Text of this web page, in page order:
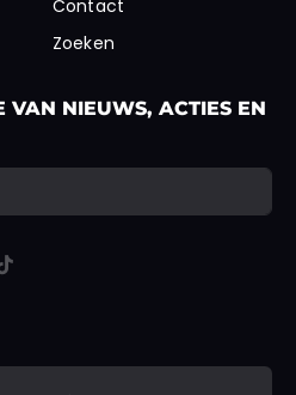
Contact
Zoeken
VAN NIEUWS, ACTIES EN
en moet niet worden